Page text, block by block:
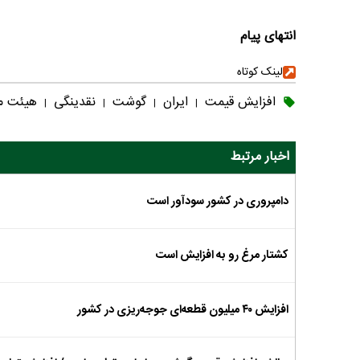
انتهای پیام
لینک کوتاه
افزایش قیمت | ایران | گوشت | نقدینگی | هیئت
اخبار مرتبط
دامپروری در کشور سودآور است
کشتار مرغ رو به افزایش است
افزایش ۴۰ میلیون قطعه‌ای جوجه‌ریزی در کشور